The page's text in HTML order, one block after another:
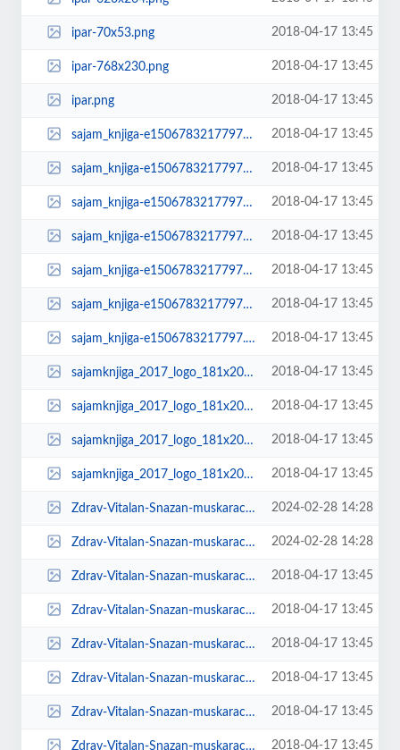
ipar-70x53.png 2018-04-17 13:45
ipar-768x230.png 2018-04-17 13:45
ipar.png 2018-04-17 13:45
sajam_knjiga-e1506783217797-150x150.jpg 2018-04-17 13:45
sajam_knjiga-e1506783217797-174x131.jpg 2018-04-17 13:45
sajam_knjiga-e1506783217797-300x158.jpg 2018-04-17 13:45
sajam_knjiga-e1506783217797-600x317.jpg 2018-04-17 13:45
sajam_knjiga-e1506783217797-620x264.jpg 2018-04-17 13:45
sajam_knjiga-e1506783217797-70x53.jpg 2018-04-17 13:45
sajam_knjiga-e1506783217797.jpg 2018-04-17 13:45
sajamknjiga_2017_logo_181x200-150x150.png 2018-04-17 13:45
sajamknjiga_2017_logo_181x200-174x131.png 2018-04-17 13:45
sajamknjiga_2017_logo_181x200-70x53.png 2018-04-17 13:45
sajamknjiga_2017_logo_181x200.png 2018-04-17 13:45
Zdrav-Vitalan-Snazan-muskarac-korice-1086x1536.jpg 2024-02-28 14:28
Zdrav-Vitalan-Snazan-muskarac-korice-1448x2048.jpg 2024-02-28 14:28
Zdrav-Vitalan-Snazan-muskarac-korice-150x150.jpg 2018-04-17 13:45
Zdrav-Vitalan-Snazan-muskarac-korice-174x131.jpg 2018-04-17 13:45
Zdrav-Vitalan-Snazan-muskarac-korice-212x300.jpg 2018-04-17 13:45
Zdrav-Vitalan-Snazan-muskarac-korice-600x849.jpg 2018-04-17 13:45
Zdrav-Vitalan-Snazan-muskarac-korice-620x264.jpg 2018-04-17 13:45
Zdrav-Vitalan-Snazan-muskarac-korice-70x53.jpg 2018-04-17 13:45